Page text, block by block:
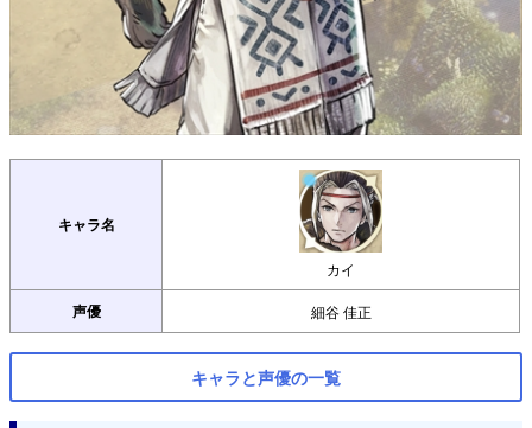
キャラ名
カイ
声優 細谷 佳正
キャラと声優の一覧